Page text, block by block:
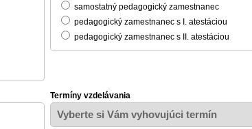
samostatný pedagogický zamestnanec
pedagogický zamestnanec s I. atestáciou
pedagogický zamestnanec s II. atestáciou
Termíny vzdelávania